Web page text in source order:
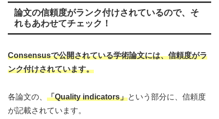
論文の信頼度がランク付けされているので、そ
れもあわせてチェック！
Consensusで公開されている学術論文には、信頼度がラ
ンク付けされています。
各論文の、 「Quality indicators」という部分に、信頼度
が記載されています。